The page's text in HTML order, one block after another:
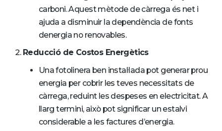
carboni. Aquest mètode de càrrega és net i
ajuda a disminuir la dependència de fonts
denergia no renovables.
Reducció de Costos Energètics
Una fotolinera ben instal·lada pot generar prou
energia per cobrir les teves necessitats de
càrrega, reduint les despeses en electricitat. A
llarg termini, això pot significar un estalvi
considerable a les factures d’energia.